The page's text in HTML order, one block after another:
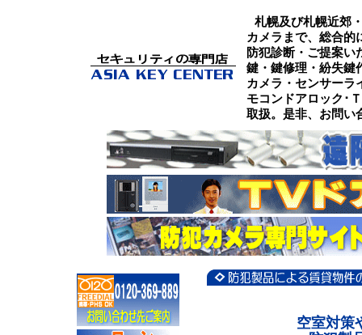
札幌及び札幌近郊
カメラまで、総合的
防犯診断・ご提案い
鍵・鍵修理・紛失鍵
カメラ・センサーラ
モコンドアロック･
取扱。是非、お問い
空室対策